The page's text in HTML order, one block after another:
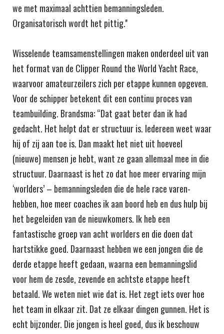
we met maximaal achttien bemanningsleden.
Organisatorisch wordt het pittig.''
Wisselende teamsamenstellingen maken onderdeel uit van
het format van de Clipper Round the World Yacht Race,
waarvoor amateurzeilers zich per etappe kunnen opgeven.
Voor de schipper betekent dit een continu proces van
teambuilding. Brandsma: “Dat gaat beter dan ik had
gedacht. Het helpt dat er structuur is. Iedereen weet waar
hij of zij aan toe is. Dan maakt het niet uit hoeveel
(nieuwe) mensen je hebt, want ze gaan allemaal mee in die
structuur. Daarnaast is het zo dat hoe meer ervaring mijn
‘worlders’ – bemanningsleden die de hele race varen-
hebben, hoe meer coaches ik aan boord heb en dus hulp bij
het begeleiden van de nieuwkomers. Ik heb een
fantastische groep van acht worlders en die doen dat
hartstikke goed. Daarnaast hebben we een jongen die de
derde etappe heeft gedaan, waarna een bemanningslid
voor hem de zesde, zevende en achtste etappe heeft
betaald. We weten niet wie dat is. Het zegt iets over hoe
het team in elkaar zit. Dat ze elkaar dingen gunnen. Het is
echt bijzonder. Die jongen is heel goed, dus ik beschouw